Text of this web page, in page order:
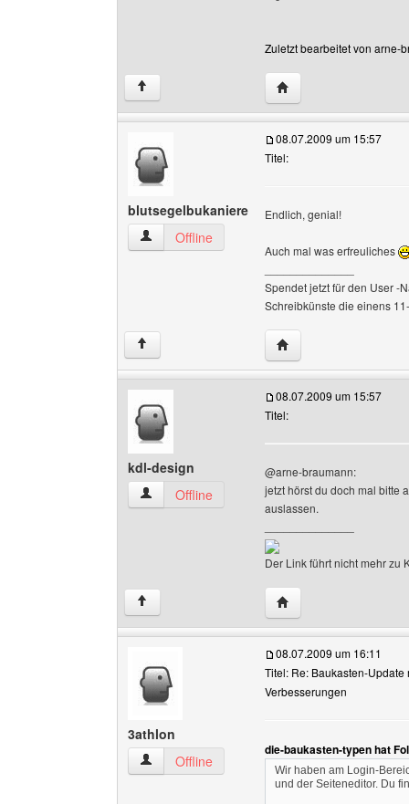
Zuletzt bearbeitet von arne-
↑ Website dieses
blutsegelbukaniere
blutsegelbukaniere Benutzer-Profile anzeigen
Offline
08.07.2009 um 15:57
Titel:
Endlich, genial!
Auch mal was erfreuliches
Spendet jetzt für den User -
Schreibkünste die einens
↑ Website dieses
kdl-design
kdl-design Benutzer-Profile anzeigen
Offline
08.07.2009 um 15:57
Titel:
@arne-braumann:
jetzt hörst du doch mal bitte
auslassen.
Der Link führt nicht mehr zu
↑ Website dieses
3athlon
3athlon Benutzer-Profile anzeigen
Offline
08.07.2009 um 16:11
Titel: Re: Baukasten-Update
Verbesserungen
die-baukasten-typen hat
Wir haben am Login-
und der Seiteneditor. Du